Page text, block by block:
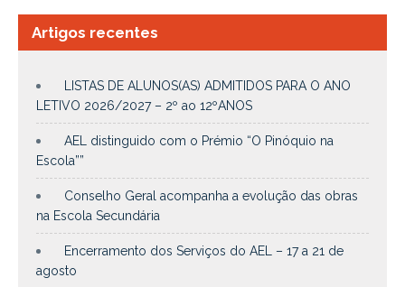
Artigos recentes
LISTAS DE ALUNOS(AS) ADMITIDOS PARA O ANO
LETIVO 2026/2027 – 2º ao 12ºANOS
AEL distinguido com o Prémio “O Pinóquio na
Escola””
Conselho Geral acompanha a evolução das obras
na Escola Secundária
Encerramento dos Serviços do AEL – 17 a 21 de
agosto